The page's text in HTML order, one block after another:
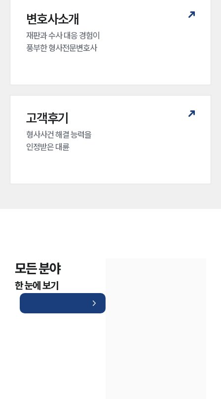
변호사소개
재판과 수사 대응 경험이
풍부한 형사전문변호사
고객후기
형사사건 해결 능력을
인정받은 대륜
모든 분야
한 눈에 보기